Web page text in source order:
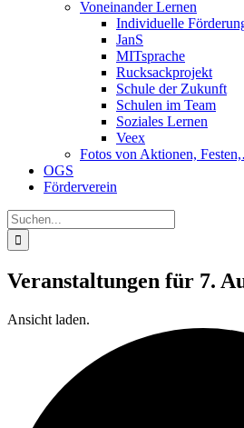
Voneinander Lernen
Individuelle
JanS
MITsprache
Rucksackprojekt
Schule der Zukunft
Schulen im Team
Soziales Lernen
Veex
Fotos von Aktionen,
OGS
Förderverein
Suche
nach:
Veranstaltungen für 7.
Ansicht laden.